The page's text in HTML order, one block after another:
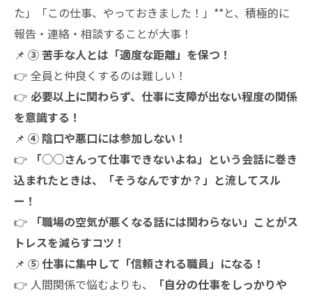
た」「この仕事、やっておきました！」**と、積極的に
報告・連絡・相談することが大事！
📌 ③ 苦手な人とは「適度な距離」を保つ！
👉 全員と仲良くするのは難しい！
👉 必要以上に関わらず、仕事に支障が出ない程度の関係
を意識する！
📌 ④ 陰口や悪口には参加しない！
👉
「○○さんって仕事できないよね」 という会話に巻き
込まれたときは、
「そうなんですか？」と流してスル
ー！
👉
「職場の空気が悪くなる話には関わらない」ことがス
トレスを減らすコツ！
📌 ⑤ 仕事に集中して「信頼される職員」になる！
👉 人間関係で悩むよりも、
「自分の仕事をしっかりや